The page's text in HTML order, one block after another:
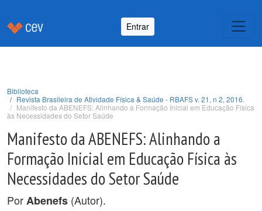
Entrar
Biblioteca
Revista Brasileira de Atividade Física & Saúde - RBAFS v. 21, n 2, 2016.
Manifesto da ABENEFS: Alinhando a Formação Inicial em Educação Física
às Necessidades do Setor Saúde
Manifesto da ABENEFS: Alinhando a
Formação Inicial em Educação Física às
Necessidades do Setor Saúde
PorAbenefs (Autor).